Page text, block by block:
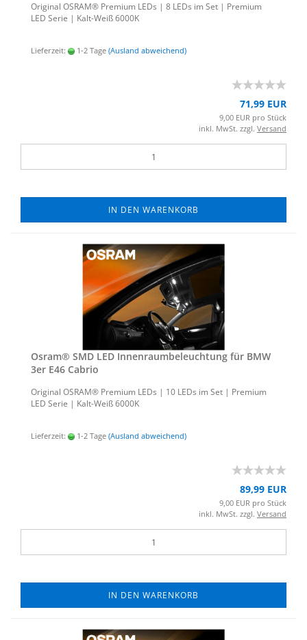
Ori­gi­nal OSRAM® Pre­mi­um LEDs | 8 LEDs im Set | Pre­mi­um
LED Serie | Kalt-​Weiß 6000K
Lieferzeit: 1-2 Tage (Ausland abweichend)
71,99 EUR
9,00 EUR pro Stück
inkl. MwSt. zzgl. Versand
IN DEN WARENKORB
Osram® SMD LED In­nen­raum­be­leuch­tung für BMW
3er E46 Ca­brio
Ori­gi­nal OSRAM® Pre­mi­um LEDs | 10 LEDs im Set | Pre­mi­um
LED Serie | Kalt-​Weiß 6000K
Lieferzeit: 1-2 Tage (Ausland abweichend)
89,99 EUR
9,00 EUR pro Stück
inkl. MwSt. zzgl. Versand
IN DEN WARENKORB